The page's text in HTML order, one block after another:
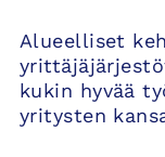
Alueelliset
kukin hyvää
yritysten